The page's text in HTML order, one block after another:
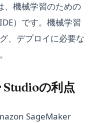
機械学習のための
）です。機械学習
、デプロイに必要な
の利点
SageMaker